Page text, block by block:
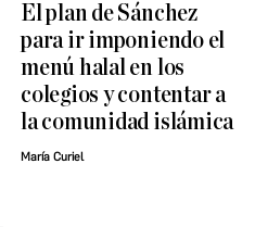
El plan de Sánchez
para ir imponiendo el
menú halal en los
colegios y contentar a
la comunidad islámica
María Curiel